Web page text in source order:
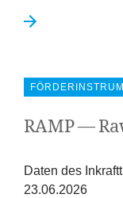
RAMP—
Daten des
23.06.2026